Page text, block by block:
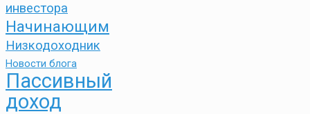
инвестора
Начинающим
Низкодоходник
Новости блога
Пассивный
доход